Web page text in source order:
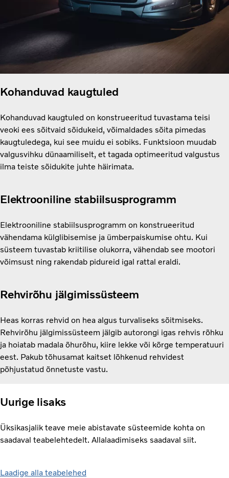
Kohanduvad kaugtuled
Kohanduvad kaugtuled on konstrueeritud tuvastama teisi
veoki ees sõitvaid sõidukeid, võimaldades sõita pimedas
kaugtuledega, kui see muidu ei sobiks. Funktsioon muudab
valgusvihku dünaamiliselt, et tagada optimeeritud valgustus
ilma teiste sõidukite juhte häirimata.
Elektrooniline stabiilsusprogramm
Elektrooniline stabiilsusprogramm on konstrueeritud
vähendama külglibisemise ja ümberpaiskumise ohtu. Kui
süsteem tuvastab kriitilise olukorra, vähendab see mootori
võimsust ning rakendab pidureid igal rattal eraldi.
Rehvirõhu jälgimissüsteem
Heas korras rehvid on hea algus turvaliseks sõitmiseks.
Rehvirõhu jälgimissüsteem jälgib autorongi igas rehvis rõhku
ja hoiatab madala õhurõhu, kiire lekke või kõrge temperatuuri
eest. Pakub tõhusamat kaitset lõhkenud rehvidest
põhjustatud õnnetuste vastu.
Uurige lisaks
Üksikasjalik teave meie abistavate süsteemide kohta on
saadaval teabelehtedelt. Allalaadimiseks saadaval siit.
Laadige alla teabelehed